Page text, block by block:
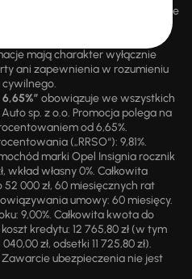
o zasadach promocji udzielane
AAA AUTO. AAA AUTO
umowy wyłącznie w formie
mają charakter wyłącznie
ani zapewnienia w rozumieniu
cywilnego.
obowiązuje we wszystkich
sp. z o.o. Promocja polega na
od 6,65%.
(„RRSO“): 9,81%.
marki Opel Insignia rocznik
wkład własny 0%. Całkowita
000 zł, 60 miesięcznych rat
umowy: 60 miesięcy.
9,00%. Całkowita kwota do
kredytu: 12 765,80 zł (w tym
zł, odsetki 11 725,80 zł).
Zawarcie ubezpieczenia nie jest